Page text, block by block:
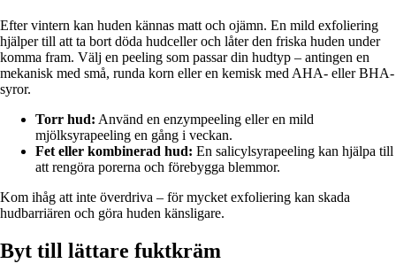
Efter vintern kan huden kännas matt och ojämn. En mild exfoliering
hjälper till att ta bort döda hudceller och låter den friska huden under
komma fram. Välj en peeling som passar din hudtyp – antingen en
mekanisk med små, runda korn eller en kemisk med AHA- eller BHA-
syror.
Torr hud: Använd en enzympeeling eller en mild
mjölksyrapeeling en gång i veckan.
Fet eller kombinerad hud: En salicylsyrapeeling kan hjälpa till
att rengöra porerna och förebygga blemmor.
Kom ihåg att inte överdriva – för mycket exfoliering kan skada
hudbarriären och göra huden känsligare.
Byt till lättare fuktkräm